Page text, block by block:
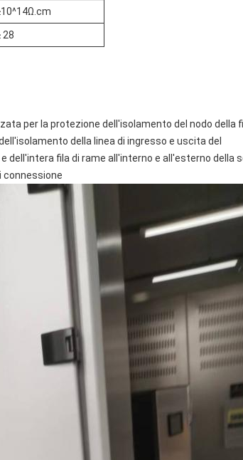
10^14Ω.cm
28
per la protezione dell'isolamento del nodo della
della linea di ingresso e uscita del
dell'intera fila di rame all'interno e all'esterno della
connessione